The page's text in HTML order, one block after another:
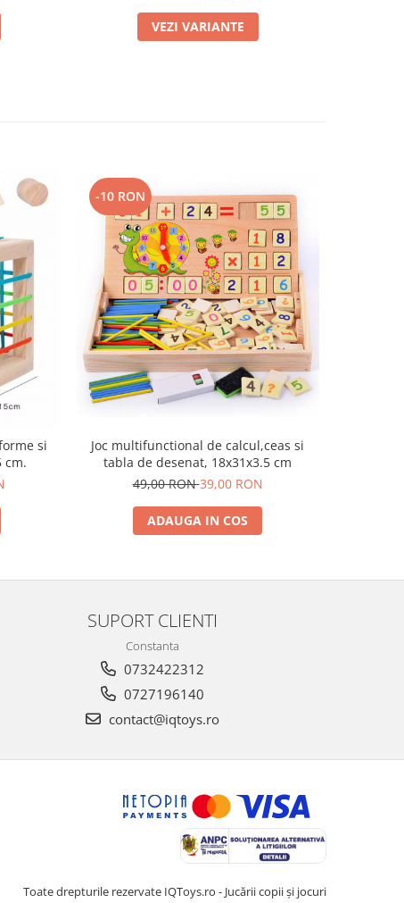
VEZI VARIANTE
si
cm.
-10 RON
Joc multifunctional de calcul,ceas si
tabla de desenat, 18x31x3.5 cm
49,00 RON39,00 RON
ADAUGA IN COS
SUPORT CLIENTI
Constanta
0732422312
0727196140
contact@iqtoys.ro
Toate drepturile rezervate IQToys.ro - Jucării copii și jocuri